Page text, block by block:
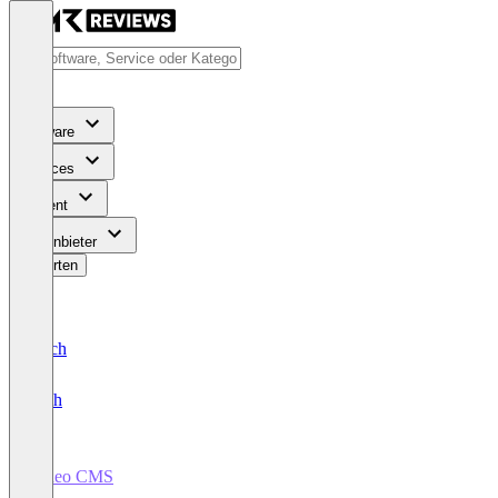
Software
Services
Content
Für Anbieter
Bewerten
Deutsch
English
Video CMS